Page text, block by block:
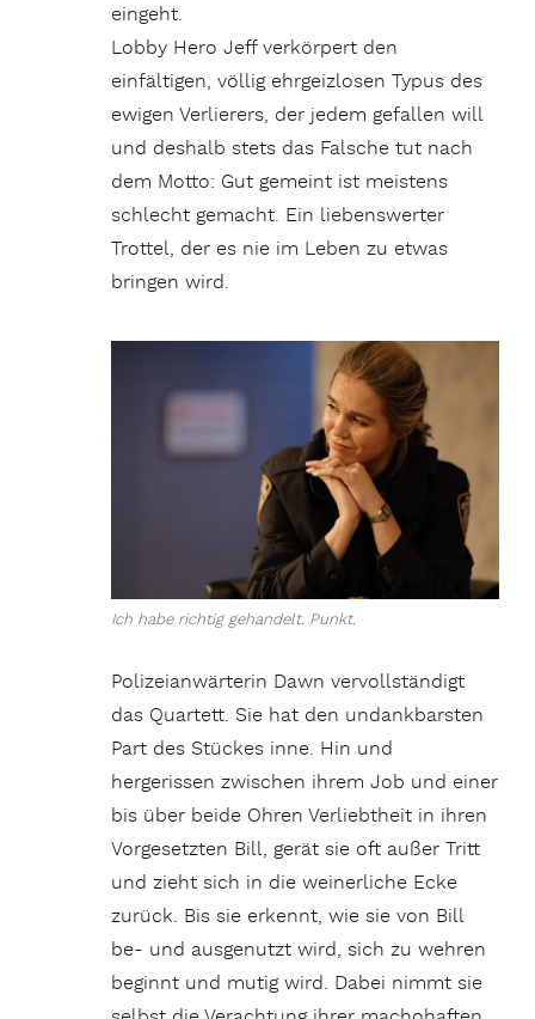
eingeht.
Lobby Hero Jeff verkörpert den
einfältigen, völlig ehrgeizlosen Typus des
ewigen Verlierers, der jedem gefallen will
und deshalb stets das Falsche tut nach
dem Motto: Gut gemeint ist meistens
schlecht gemacht. Ein liebenswerter
Trottel, der es nie im Leben zu etwas
bringen wird.
Ich habe richtig gehandelt. Punkt.
Polizeianwärterin Dawn vervollständigt
das Quartett. Sie hat den undankbarsten
Part des Stückes inne. Hin und
hergerissen zwischen ihrem Job und einer
bis über beide Ohren Verliebtheit in ihren
Vorgesetzten Bill, gerät sie oft außer Tritt
und zieht sich in die weinerliche Ecke
zurück. Bis sie erkennt, wie sie von Bill
be- und ausgenutzt wird, sich zu wehren
beginnt und mutig wird. Dabei nimmt sie